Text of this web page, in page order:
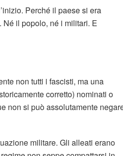
Perché il paese si era
il popolo, né i militari. E
non tutti i fascisti, ma una
corretto) nominati o
non si può assolutamente
militare. Gli alleati erano